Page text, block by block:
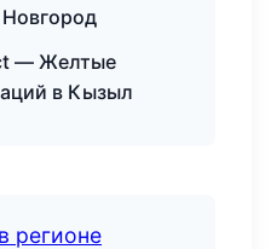
— Желтые
в Кызыл
регионе